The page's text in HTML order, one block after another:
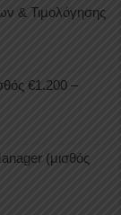
& Τιμολόγησης
€1.200 –
(μισθός